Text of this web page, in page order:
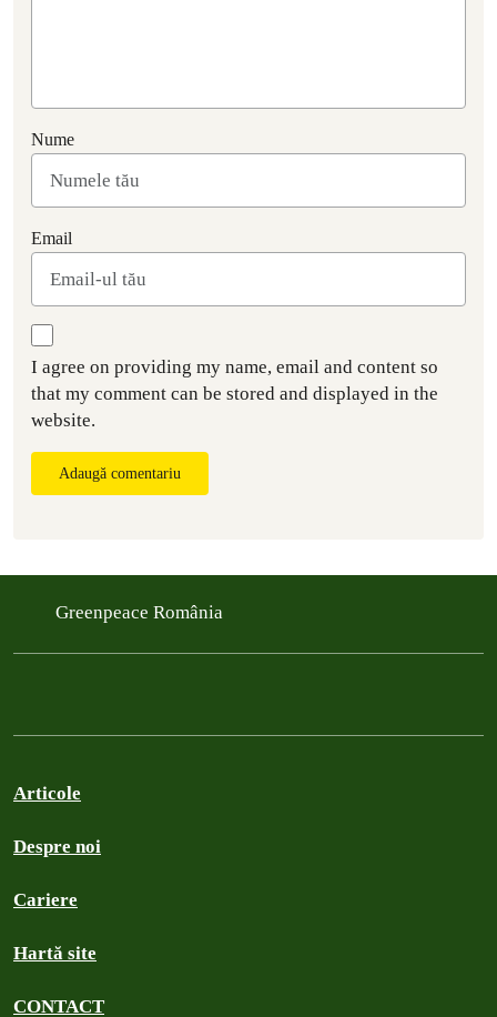
Nume
Email
I agree on providing my name, email and content so
that my comment can be stored and displayed in the
website.
Adaugă comentariu
Greenpeace România
Articole
Despre noi
Cariere
Hartă site
CONTACT